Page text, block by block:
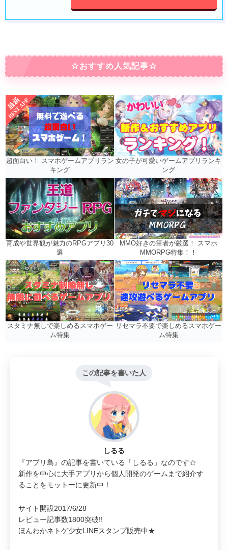
☆おすすめ人気記事☆
超面白い！ スマホゲームアプリラン
キング
女の子が可愛いゲームアプリランキ
ング
育成や世界観が魅力のRPGアプリ30
選
MMO好きの筆者が厳選！ スマホ
MMORPG特集！！
スタミナ無しで楽しめるスマホゲー
ム特集
リセマラ不要で楽しめるスマホゲー
ム特集
この記事を書いた人
しるる
『アプリ島』の記事を書いている「しるる」なのです☆
新作を中心に大手アプリから個人開発のゲームまで紹介す
ることをモットーに更新中！
サイト開設2017/6/28
レビュー記事数1800突破!!
ほんわかネトゲ少女LINEスタンプ販売中★